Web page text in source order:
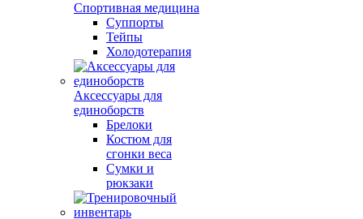
Спортивная медицина
Суппорты
Тейпы
Холодотерапия
Аксессуары для
единоборств
Брелоки
Костюм для
сгонки веса
Сумки и
рюкзаки